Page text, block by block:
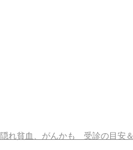
れ貧血、がんかも 受診の目安